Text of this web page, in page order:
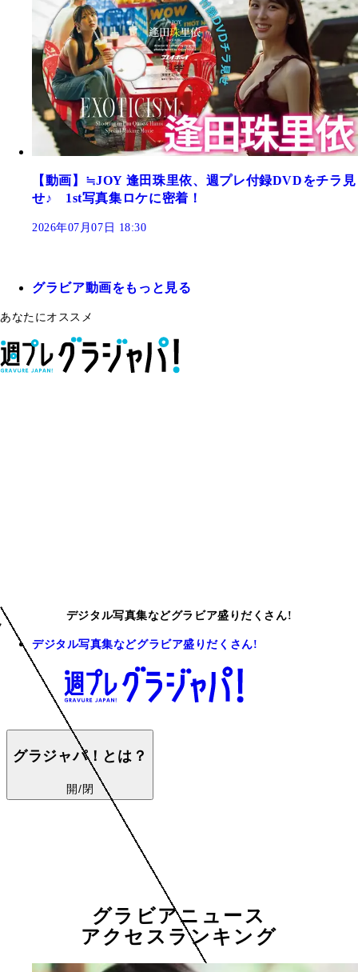
【動画】≒JOY 逢田珠里依、週プレ付録DVDをチラ見
せ♪ 1st写真集ロケに密着！
2026年07月07日 18:30
グラビア動画をもっと見る
あなたにオススメ
デジタル写真集などグラビア盛りだくさん!
デジタル写真集などグラビア盛りだくさん!
グラジャパ！とは？
開/閉
グラビアニュース
アクセスランキング